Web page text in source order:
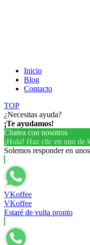
Inicio
Blog
Contacto
TOP
¿Necesitas ayuda?
¡Te ayudamos!
Chatea con nosotros
¡Hola! Haz clic en uno de
Solemos responder en
VKoffee
VKoffee
Estaré de vulta pronto